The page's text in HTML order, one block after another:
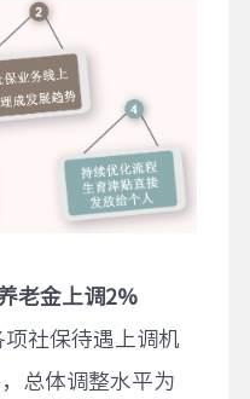
老金上调2%
社保待遇上调机
总体调整水平为